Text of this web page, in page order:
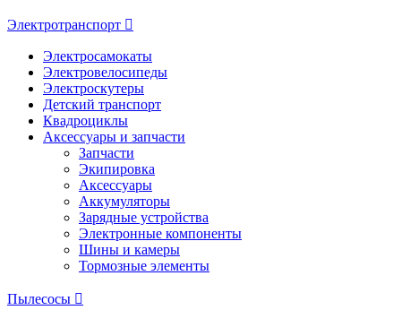
Электротранспорт
Электросамокаты
Электровелосипеды
Электроскутеры
Детский транспорт
Квадроциклы
Аксессуары и запчасти
Запчасти
Экипировка
Аксессуары
Аккумуляторы
Зарядные устройства
Электронные компоненты
Шины и камеры
Тормозные элементы
Пылесосы